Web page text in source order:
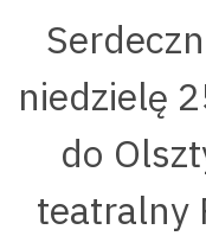
niedzielę
do
teatralny